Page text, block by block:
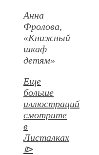
Анна
Фролова,
«Книжный
шкаф
детям»
Еще
больше
иллюстраций
смотрите
в
Листалках
⧐